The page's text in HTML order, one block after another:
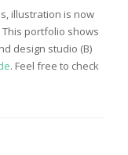
illustration is now
portfolio shows
design studio (B)
. Feel free to check